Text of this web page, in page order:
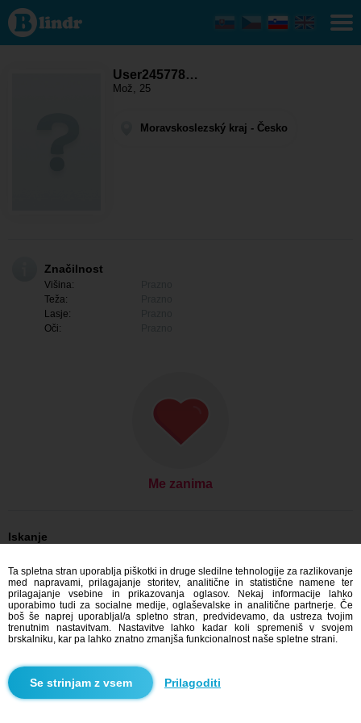
User245778100 -
On išče nekoga
Moravskoslezský
kraj - Třinec
User245778…
Mož, 25
Moravskoslezský kraj - Česko
Značilnost
Višina:
Teža:
Lasje:
Oči:
Me zanima
Iskanje
On išče njo: Moški, 25
On išče njo: Moški, 25 - Česko
On išče njo: Moški, 25 - Moravskoslezský kraj
On išče njo: Moški, 25 - Třinec
Zmenkovati Česko
Zmenkovati Moravskoslezský kraj
Zmenkovati Třinec
Blindr aplikacije
Ta spletna stran uporablja piškotki in druge sledilne tehnologije za razlikovanje
med napravami, prilagajanje storitev, analitične in statistične namene ter
prilagajanje vsebine in prikazovanja oglasov. Nekaj informacije lahko
uporabimo tudi za socialne medije, oglaševalske in analitične partnerje. Če
boš še naprej uporabljal/a spletno stran, predvidevamo, da ustreza tvojim
trenutnim nastavitvam. Nastavitve lahko kadar koli spremeniš v svojem
brskalniku, kar pa lahko znatno zmanjša funkcionalnost naše spletne strani.
Prilagoditi